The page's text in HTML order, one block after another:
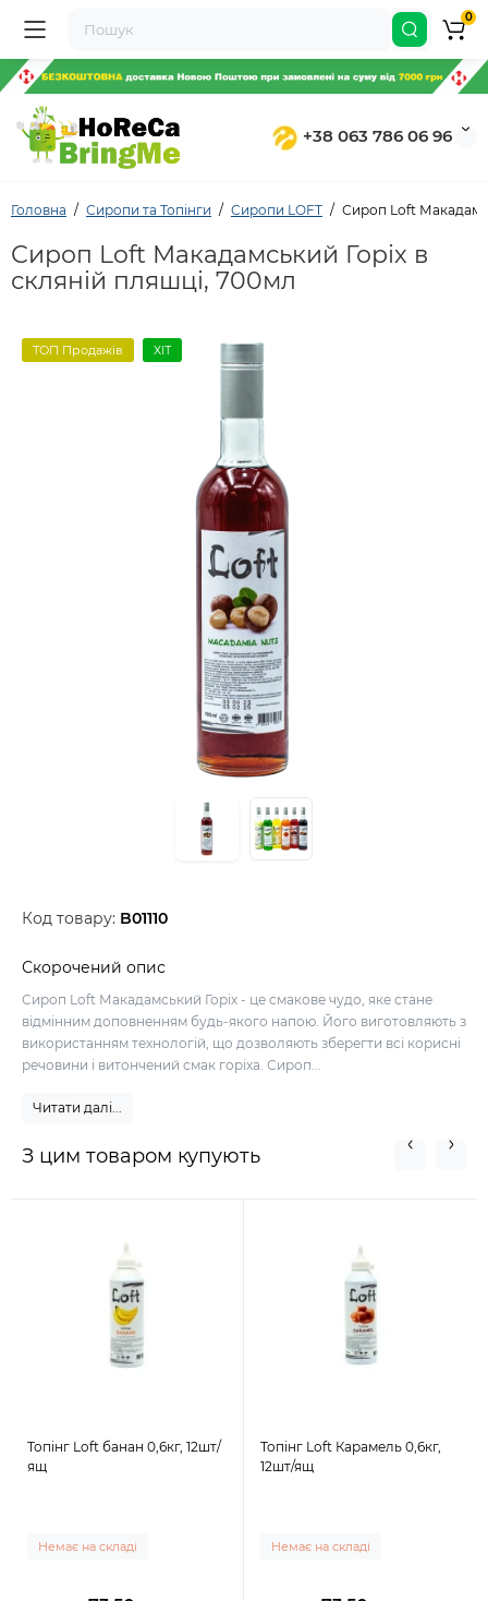
+38 063 786 06 96
0
Головна Сиропи та Топінги Сиропи LOFT Сироп Loft
Сироп Loft Макадамський Горіх в
скляній пляшці, 700мл
ТОП Продажів ХІТ
Код товару: B01110
Скорочений опис
Сироп Loft Макадамський Горіх - це смакове чудо, яке стане
відмінним доповненням будь-якого напою. Його виготовляють з
використанням технологій, що дозволяють зберегти всі корисні
речовини і витончений смак горіха. Сироп...
Читати далі...
З цим товаром купують
Топінг Loft банан 0,6кг, 12шт/
ящ
Немає на складі
Топінг Loft Карамель 0,6кг,
12шт/ящ
Немає на складі